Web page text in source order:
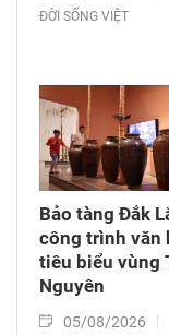
ĐỜI SỐNG VIỆT
Bảo tàng Đắk
công trình văn
tiêu biểu vùng
Nguyên
05/08/2026